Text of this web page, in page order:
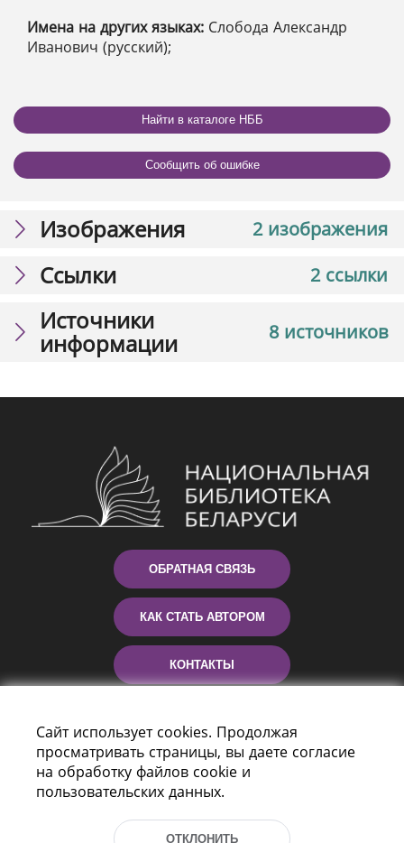
Имена на других языках: Слобода Александр
Иванович (русский);
Найти в каталоге НББ
Сообщить об ошибке
2 изображения
Изображения
2 ссылки
Ссылки
8 источников
Источники
информации
ОБРАТНАЯ СВЯЗЬ
КАК СТАТЬ АВТОРОМ
КОНТАКТЫ
Сайт использует cookies. Продолжая
просматривать страницы, вы даете согласие
на обработку файлов cookie и
пользовательских данных.
ОТКЛОНИТЬ